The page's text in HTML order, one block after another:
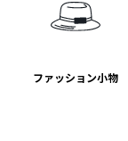
ファッション小物